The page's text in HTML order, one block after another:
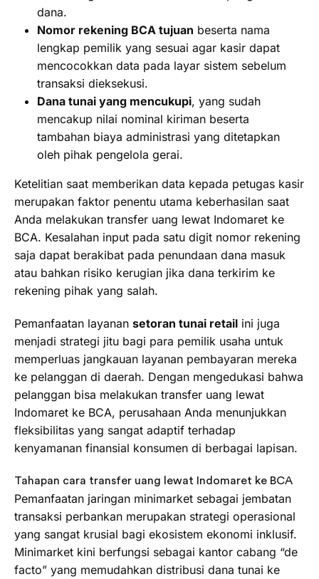
dana.
Nomor rekening BCA tujuan beserta nama
lengkap pemilik yang sesuai agar kasir dapat
mencocokkan data pada layar sistem sebelum
transaksi dieksekusi.
Dana tunai yang mencukupi, yang sudah
mencakup nilai nominal kiriman beserta
tambahan biaya administrasi yang ditetapkan
oleh pihak pengelola gerai.
Ketelitian saat memberikan data kepada petugas kasir
merupakan faktor penentu utama keberhasilan saat
Anda melakukan transfer uang lewat Indomaret ke
BCA. Kesalahan input pada satu digit nomor rekening
saja dapat berakibat pada penundaan dana masuk
atau bahkan risiko kerugian jika dana terkirim ke
rekening pihak yang salah.
Pemanfaatan layanan setoran tunai retail ini juga
menjadi strategi jitu bagi para pemilik usaha untuk
memperluas jangkauan layanan pembayaran mereka
ke pelanggan di daerah. Dengan mengedukasi bahwa
pelanggan bisa melakukan transfer uang lewat
Indomaret ke BCA, perusahaan Anda menunjukkan
fleksibilitas yang sangat adaptif terhadap
kenyamanan finansial konsumen di berbagai lapisan.
Tahapan cara transfer uang lewat Indomaret ke BCA
Pemanfaatan jaringan minimarket sebagai jembatan
transaksi perbankan merupakan strategi operasional
yang sangat krusial bagi ekosistem ekonomi inklusif.
Minimarket kini berfungsi sebagai kantor cabang “de
facto” yang memudahkan distribusi dana tunai ke